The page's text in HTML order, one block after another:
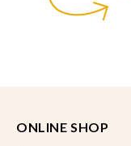
ONLINE SHOP